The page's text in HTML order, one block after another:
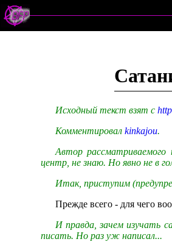
Исходный текст взят с
Комментировалkinkajou.
Автор рассматриваемого
центр, не знаю. Но явно не в
Итак, приступим
Прежде всего - для чего
И правда, зачем изучать
писать. Но раз уж написал...